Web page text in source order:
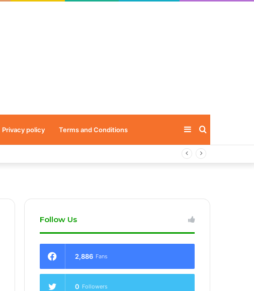
Privacy policy Terms and Conditions Sidebar
Follow Us
2,886 Fans
0 Followers